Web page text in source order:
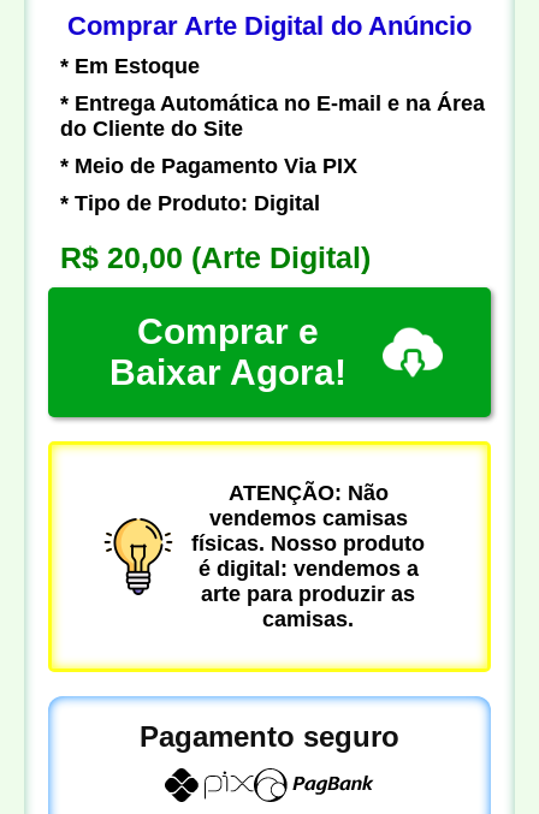
Comprar Arte Digital do Anúncio
* Em Estoque
* Entrega Automática no E-mail e na Área
do Cliente do Site
* Meio de Pagamento Via PIX
* Tipo de Produto: Digital
R$ 20,00 (Arte Digital)
Comprar e
Baixar Agora!
ATENÇÃO: Não
vendemos camisas
físicas. Nosso produto
é digital: vendemos a
arte para produzir as
camisas.
Pagamento seguro